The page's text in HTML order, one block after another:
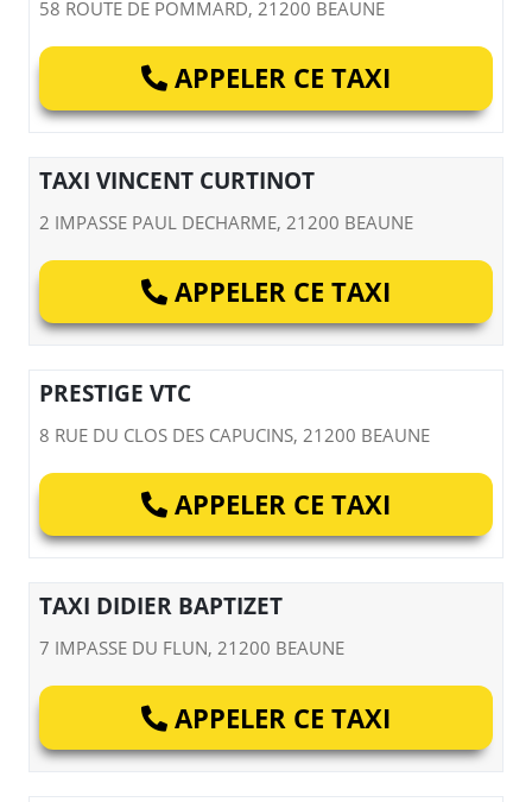
58 ROUTE DE POMMARD, 21200 BEAUNE
APPELER CE TAXI
TAXI VINCENT CURTINOT
2 IMPASSE PAUL DECHARME, 21200 BEAUNE
APPELER CE TAXI
PRESTIGE VTC
8 RUE DU CLOS DES CAPUCINS, 21200 BEAUNE
APPELER CE TAXI
TAXI DIDIER BAPTIZET
7 IMPASSE DU FLUN, 21200 BEAUNE
APPELER CE TAXI